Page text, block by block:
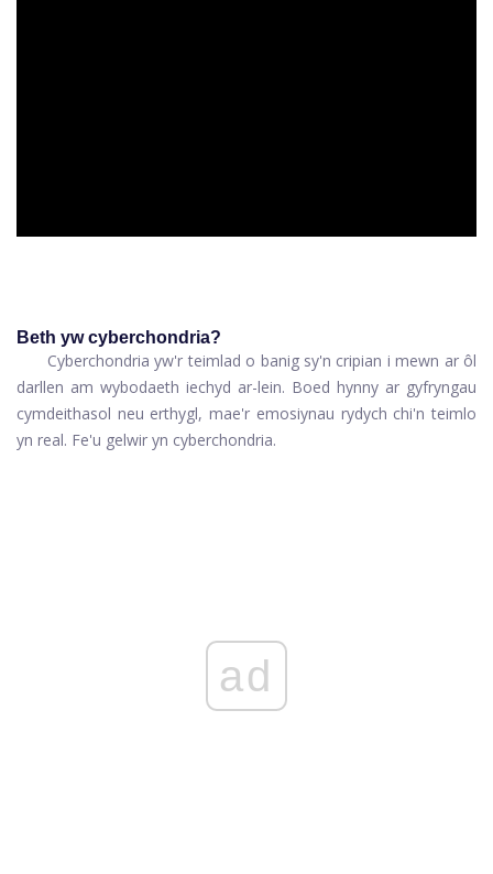
Beth yw cyberchondria?
Cyberchondria yw'r teimlad o banig sy'n cripian i mewn ar ôl
darllen am wybodaeth iechyd ar-lein. Boed hynny ar gyfryngau
cymdeithasol neu erthygl, mae'r emosiynau rydych chi'n teimlo
yn real. Fe'u gelwir yn cyberchondria.
ad